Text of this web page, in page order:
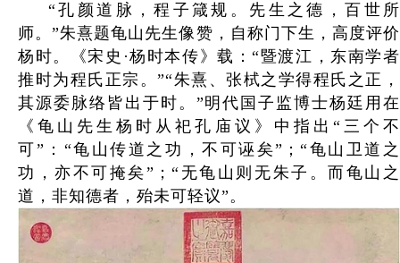
“孔颜道脉，程子箴规。先生之德，百世所
师。”朱熹题龟山先生像赞，自称门下生，高度评价
杨时。《宋史·杨时本传》载：“暨渡江，东南学者
推时为程氏正宗。”“朱熹、张栻之学得程氏之正，
其源委脉络皆出于时。”明代国子监博士杨廷用在
《龟山先生杨时从祀孔庙议》中指出“三个不
可”：“龟山传道之功，不可诬矣”；“龟山卫道之
功，亦不可掩矣”；“无龟山则无朱子。而龟山之
道，非知德者，殆未可轻议”。